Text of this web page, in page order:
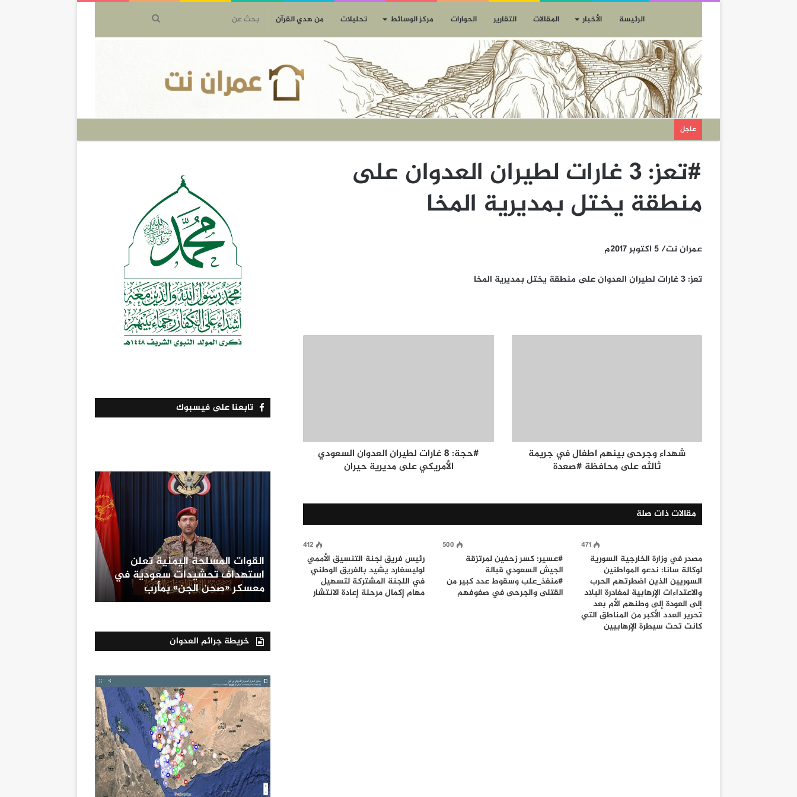
الرئيسة الأخبار المقالات التقارير الحوارات مركز الوسائط تحليلات من هدي القرآن
عاجل
#تعز: 3 غارات لطيران العدوان على
منطقة يختل بمديرية المخا
عمران نت/ 5 اكتوبر 2017م
تعز: 3 غارات لطيران العدوان على منطقة يختل بمديرية المخا
شهداء وجرحى بينهم اطفال في جريمة
ثالثه على محافظة #صعدة
#حجة: 8 غارات لطيران العدوان السعودي
الأمريكي على مديرية حيران
مقالات ذات صلة
471
مصدر في وزارة الخارجية السورية
لوكالة سانا: ندعو المواطنين
السوريين الذين اضطرتهم الحرب
والاعتداءات الإرهابية لمغادرة البلاد
إلى العودة إلى وطنهم الأم بعد
تحرير العدد الأكبر من المناطق التي
كانت تحت سيطرة الإرهابيين
500
#عسير: كسر زحفين لمرتزقة
الجيش السعودي قبالة
#منفذ_علب وسقوط عدد كبير من
القتلى والجرحى في صفوفهم
412
رئيس فريق لجنة التنسيق الأممي
لوليسغارد يشيد بالفريق الوطني
في اللجنة المشتركة لتسهيل
مهام إكمال مرحلة إعادة الانتشار
تابعنا على فيسبوك
القوات المسلحة اليمنية تعلن
استهداف تحشيدات سعودية في
معسكر «صحن الجن» بمأرب
خريطة جرائم العدوان